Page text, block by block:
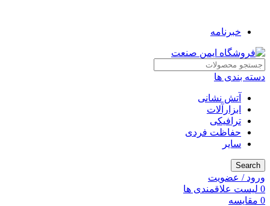
خبرنامه
دسته بندی ها
آتش نشانی
ابزارآلات
ترافیکی
حفاظت فردی
سایر
Search
ورود / عضویت
0 لیست علاقمندی ها
0 مقایسه